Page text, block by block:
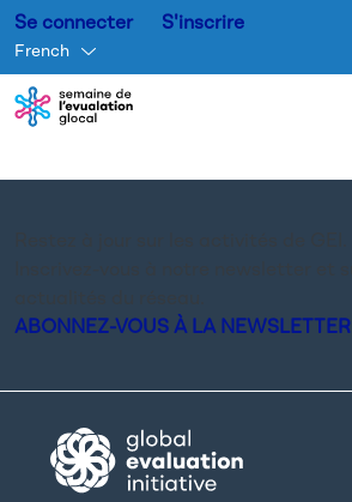
Se connecter S'inscrire
French
ABONNEZ-VOUS À LA NEWSLETTER